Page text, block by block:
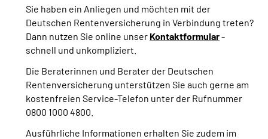
Sie haben ein Anliegen und möchten mit der
Deutschen Rentenversicherung in Verbindung treten?
Dann nutzen Sie online unser Kontaktformular-
schnell und unkompliziert.
Die Beraterinnen und Berater der Deutschen
Rentenversicherung unterstützen Sie auch gerne am
kostenfreien Service-Telefon unter der Rufnummer
0800 1000 4800.
Ausführliche Informationen erhalten Sie zudem im